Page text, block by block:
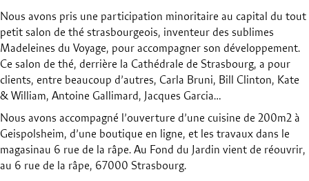
Nous avons pris une participation minoritaire au capital du tout
petit salon de thé strasbourgeois, inventeur des sublimes
Madeleines du Voyage, pour accompagner son développement.
Ce salon de thé, derrière la Cathédrale de Strasbourg, a pour
clients, entre beaucoup d’autres, Carla Bruni, Bill Clinton, Kate
& William, Antoine Gallimard, Jacques Garcia…
Nous avons accompagné l’ouverture d’une cuisine de 200m2 à
Geispolsheim, d’une boutique en ligne, et les travaux dans le
magasinau 6 rue de la râpe. Au Fond du Jardin vient de réouvrir,
au 6 rue de la râpe, 67000 Strasbourg.